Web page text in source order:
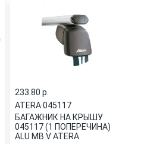
233.80 p.
ATERA·045117
БАГАЖНИК НА КРЫШУ
045117 (1 ПОПЕРЕЧИНА)
ALU MB V ATERA